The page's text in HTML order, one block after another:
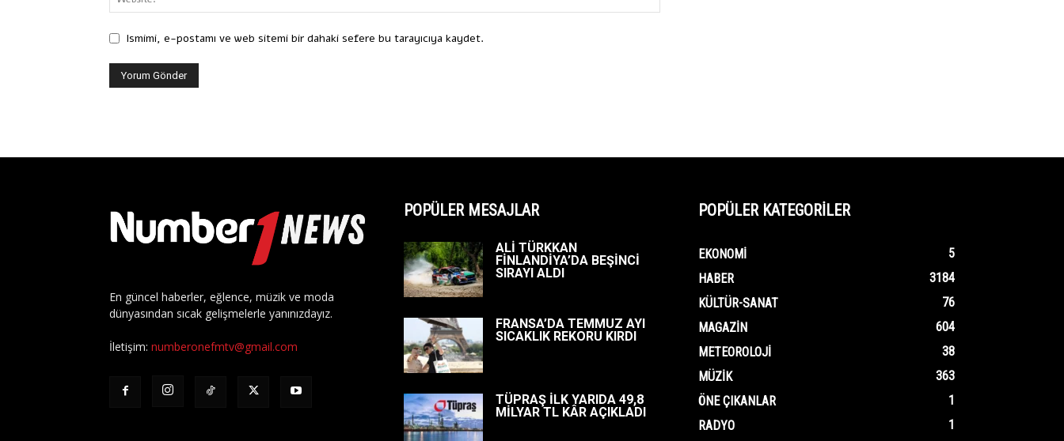
Ismimi, e-postamı ve web sitemi bir dahaki sefere bu tarayıcıya kaydet.
En güncel haberler, eğlence, müzik ve moda
dünyasından sıcak gelişmelerle yanınızdayız.
İletişim: numberonefmtv@gmail.com
POPÜLER MESAJLAR
ALİ TÜRKKAN
FİNLANDİYA’DA BEŞİNCİ
SIRAYI ALDI
FRANSA’DA TEMMUZ AYI
SICAKLIK REKORU KIRDI
TÜPRAŞ İLK YARIDA 49,8
MİLYAR TL KÂR AÇIKLADI
POPÜLER KATEGORİLER
EKONOMI
5
HABER
3184
KÜLTÜR-SANAT
76
MAGAZIN
604
METEOROLOJI
38
MÜZIK
363
ÖNE ÇIKANLAR
1
RADYO
1